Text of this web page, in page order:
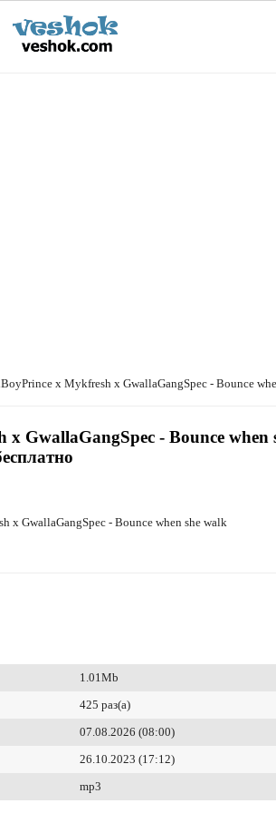
x Mykfresh x GwallaGangSpec - Bounce
GwallaGangSpec - Bounce when
x GwallaGangSpec - Bounce when she walk
1.01Mb
425 раз(а)
07.08.2026 (08:00)
26.10.2023 (17:12)
mp3